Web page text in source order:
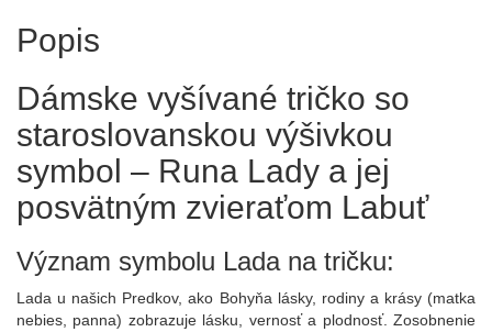
Popis
Dámske vyšívané tričko so
staroslovanskou výšivkou
symbol – Runa Lady a jej
posvätným zvieraťom Labuť
Význam symbolu Lada na tričku:
Lada u našich Predkov, ako Bohyňa lásky, rodiny a krásy (matka
nebies, panna) zobrazuje lásku, vernosť a plodnosť. Zosobnenie